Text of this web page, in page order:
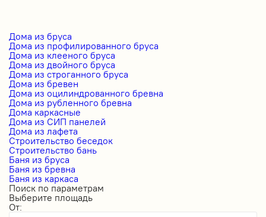
Дома из бруса
Дома из профилированного бруса
Дома из клееного бруса
Дома из двойного бруса
Дома из строганного бруса
Дома из бревен
Дома из оцилиндрованного бревна
Дома из рубленного бревна
Дома каркасные
Дома из СИП панелей
Дома из лафета
Строительство беседок
Строительство бань
Баня из бруса
Баня из бревна
Баня из каркаса
Поиск по параметрам
Выберите площадь
От: